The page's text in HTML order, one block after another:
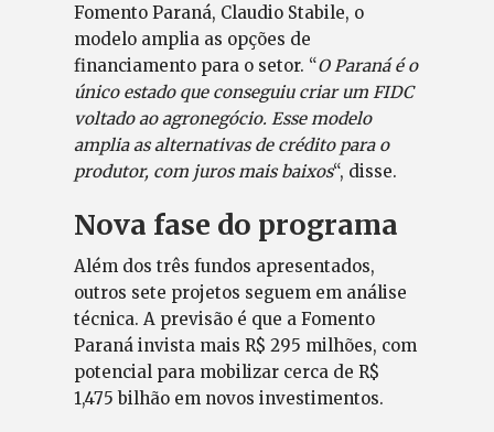
Fomento Paraná, Claudio Stabile, o
modelo amplia as opções de
financiamento para o setor. “O Paraná é o
único estado que conseguiu criar um FIDC
voltado ao agronegócio. Esse modelo
amplia as alternativas de crédito para o
produtor, com juros mais baixos“, disse.
Nova fase do programa
Além dos três fundos apresentados,
outros sete projetos seguem em análise
técnica. A previsão é que a Fomento
Paraná invista mais R$ 295 milhões, com
potencial para mobilizar cerca de R$
1,475 bilhão em novos investimentos.